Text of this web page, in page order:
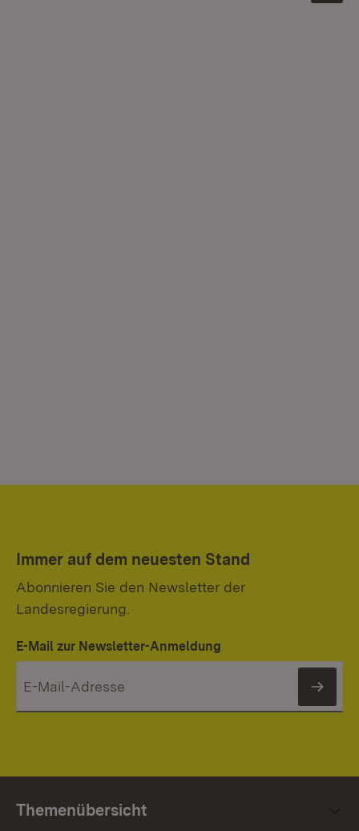
Immer auf dem neuesten Stand
Abonnieren Sie den Newsletter der
Landesregierung.
E-Mail zur Newsletter-Anmeldung
Themenübersicht